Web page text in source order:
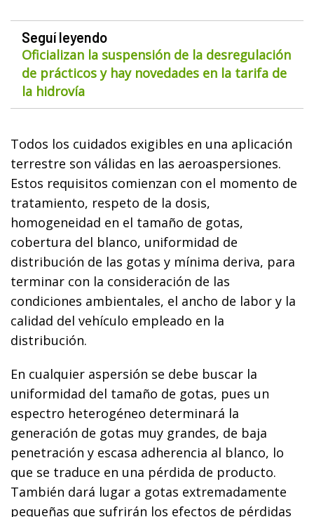
Seguí leyendo
Oficializan la suspensión de la desregulación
de prácticos y hay novedades en la tarifa de
la hidrovía
Todos los cuidados exigibles en una aplicación
terrestre son válidas en las aeroaspersiones.
Estos requisitos comienzan con el momento de
tratamiento, respeto de la dosis,
homogeneidad en el tamaño de gotas,
cobertura del blanco, uniformidad de
distribución de las gotas y mínima deriva, para
terminar con la consideración de las
condiciones ambientales, el ancho de labor y la
calidad del vehículo empleado en la
distribución.
En cualquier aspersión se debe buscar la
uniformidad del tamaño de gotas, pues un
espectro heterogéneo determinará la
generación de gotas muy grandes, de baja
penetración y escasa adherencia al blanco, lo
que se traduce en una pérdida de producto.
También dará lugar a gotas extremadamente
pequeñas que sufrirán los efectos de pérdidas